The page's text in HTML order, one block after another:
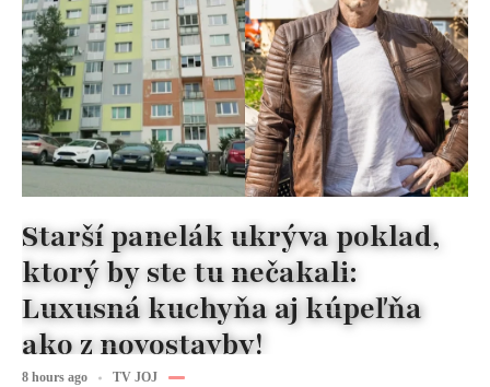
Starší panelák ukrýva poklad,
ktorý by ste tu nečakali:
Luxusná kuchyňa aj kúpeľňa
ako z novostavby!
8 hours ago TV JOJ